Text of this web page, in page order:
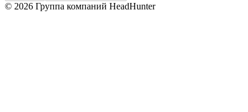
© 2026 Группа компаний HeadHunter